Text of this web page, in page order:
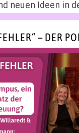
neuen Ideen in
– DER